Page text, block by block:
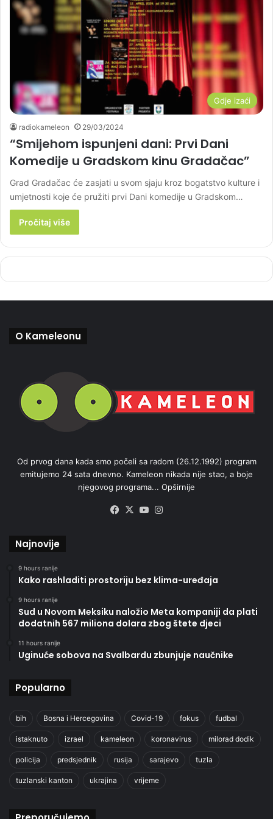
Gdje izaći
radiokameleon 29/03/2024
“Smijehom ispunjeni dani: Prvi Dani
Komedije u Gradskom kinu Gradačac”
Grad Gradačac će zasjati u svom sjaju kroz bogatstvo kulture i
umjetnosti koje će pružiti prvi Dani komedije u Gradskom…
Pročitaj više
O Kameleonu
Od prvog dana kada smo počeli sa radom (26.12.1992) program
emitujemo 24 sata dnevno. Kameleon nikada nije stao, a boje
njegovog programa... Opširnije
Facebook
X YouTube
Najnovije
9 hours ranije
Kako rashladiti prostoriju bez klima-uređaja
9 hours ranije
Sud u Novom Meksiku naložio Meta kompaniji da plati
dodatnih 567 miliona dolara zbog štete djeci
11 hours ranije
Uginuće sobova na Svalbardu zbunjuje naučnike
Popularno
bih Bosna i Hercegovina Covid-19 fokus fudbal
istaknuto izrael kameleon koronavirus milorad dodik
policija predsjednik rusija sarajevo tuzla
tuzlanski kanton ukrajina vrijeme